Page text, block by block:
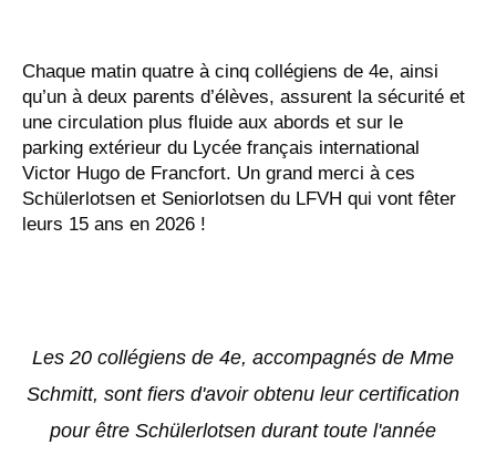
Chaque matin quatre à cinq collégiens de 4e, ainsi
qu’un à deux parents d’élèves, assurent la sécurité et
une circulation plus fluide aux abords et sur le
parking extérieur du Lycée français international
Victor Hugo de Francfort. Un grand merci à ces
Schülerlotsen et Seniorlotsen du LFVH qui vont fêter
leurs 15 ans en 2026 !
Les 20 collégiens de 4e, accompagnés de Mme
Schmitt, sont fiers d'avoir obtenu leur certification
pour être Schülerlotsen durant toute l'année